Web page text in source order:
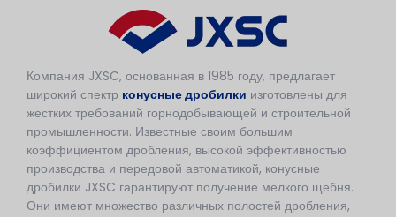
Компания JXSC, основанная в 1985 году, предлагает
широкий спектр конусные дробилки изготовлены для
жестких требований горнодобывающей и строительной
промышленности. Известные своим большим
коэффициентом дробления, высокой эффективностью
производства и передовой автоматикой, конусные
дробилки JXSC гарантируют получение мелкого щебня.
Они имеют множество различных полостей дробления,